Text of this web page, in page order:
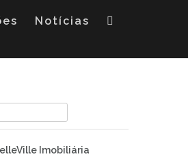
Notícias
Imobiliária